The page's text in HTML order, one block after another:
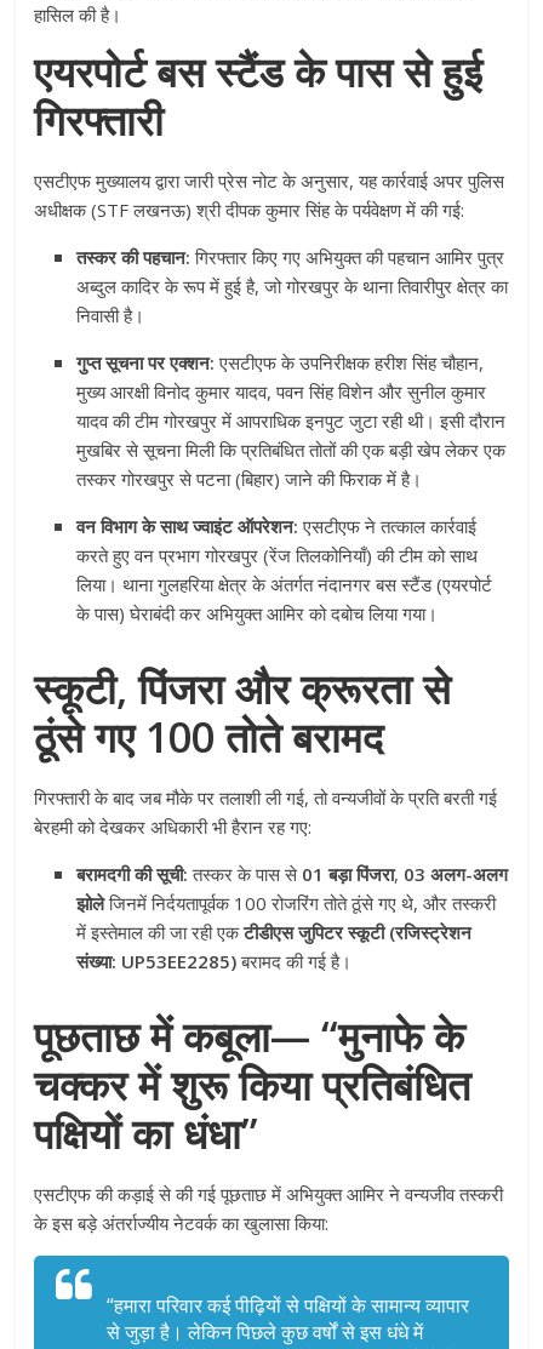
हासिल की है।
एयरपोर्ट बस स्टैंड के पास से हुई
गिरफ्तारी
एसटीएफ मुख्यालय द्वारा जारी प्रेस नोट के अनुसार, यह कार्रवाई अपर पुलिस
अधीक्षक (STF लखनऊ) श्री दीपक कुमार सिंह के पर्यवेक्षण में की गई:
तस्कर की पहचान: गिरफ्तार किए गए अभियुक्त की पहचान आमिर पुत्र
अब्दुल कादिर के रूप में हुई है, जो गोरखपुर के थाना तिवारीपुर क्षेत्र का
निवासी है।
गुप्त सूचना पर एक्शन: एसटीएफ के उपनिरीक्षक हरीश सिंह चौहान,
मुख्य आरक्षी विनोद कुमार यादव, पवन सिंह विशेन और सुनील कुमार
यादव की टीम गोरखपुर में आपराधिक इनपुट जुटा रही थी। इसी दौरान
मुखबिर से सूचना मिली कि प्रतिबंधित तोतों की एक बड़ी खेप लेकर एक
तस्कर गोरखपुर से पटना (बिहार) जाने की फिराक में है।
वन विभाग के साथ ज्वाइंट ऑपरेशन: एसटीएफ ने तत्काल कार्रवाई
करते हुए वन प्रभाग गोरखपुर (रेंज तिलकोनियाँ) की टीम को साथ
लिया। थाना गुलहरिया क्षेत्र के अंतर्गत नंदानगर बस स्टैंड (एयरपोर्ट
के पास) घेराबंदी कर अभियुक्त आमिर को दबोच लिया गया।
स्कूटी, पिंजरा और क्रूरता से
ठूंसे गए 100 तोते बरामद
गिरफ्तारी के बाद जब मौके पर तलाशी ली गई, तो वन्यजीवों के प्रति बरती गई
बेरहमी को देखकर अधिकारी भी हैरान रह गए:
बरामदगी की सूची: तस्कर के पास से 01 बड़ा पिंजरा, 03 अलग-अलग
झोलेजिनमें निर्दयतापूर्वक 100 रोजरिंग तोते ठूंसे गए थे, और तस्करी
में इस्तेमाल की जा रही एकटीडीएस जुपिटर स्कूटी (रजिस्ट्रेशन
संख्या: UP53EE2285)बरामद की गई है।
पूछताछ में कबूला— “मुनाफे के
चक्कर में शुरू किया प्रतिबंधित
पक्षियों का धंधा”
एसटीएफ की कड़ाई से की गई पूछताछ में अभियुक्त आमिर ने वन्यजीव तस्करी
के इस बड़े अंतर्राज्यीय नेटवर्क का खुलासा किया:
“हमारा परिवार कई पीढ़ियों से पक्षियों के सामान्य व्यापार
से जुड़ा है। लेकिन पिछले कुछ वर्षों से इस धंधे में